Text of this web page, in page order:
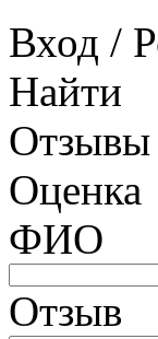
Вход /
Найти
Отзывы
Оценка
ФИО
Отзыв